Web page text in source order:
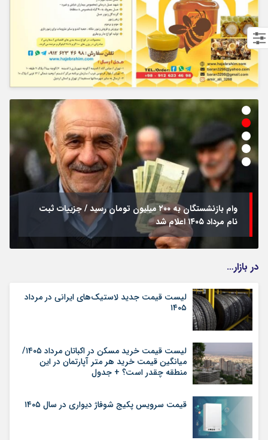
وام بازنشستگان به ۲۰۰ میلیون تومان رسید / جزییات ثبت
نام مرداد ۱۴۰۵ اعلام شد
در بازار…
لیست قیمت جدید لاستیک‌های ایرانی در مرداد
۱۴۰۵
لیست قیمت خرید مسکن در اکباتان مرداد ۱۴۰۵/
میانگین قیمت خرید هر متر آپارتمان در این
منطقه چقدر است؟ + جدول
قیمت سرویس پکیج شوفاژ دیواری در سال ۱۴۰۵